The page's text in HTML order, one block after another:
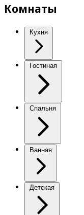
Комнаты
Кухня
Гостиная
Спальня
Ванная
Детская